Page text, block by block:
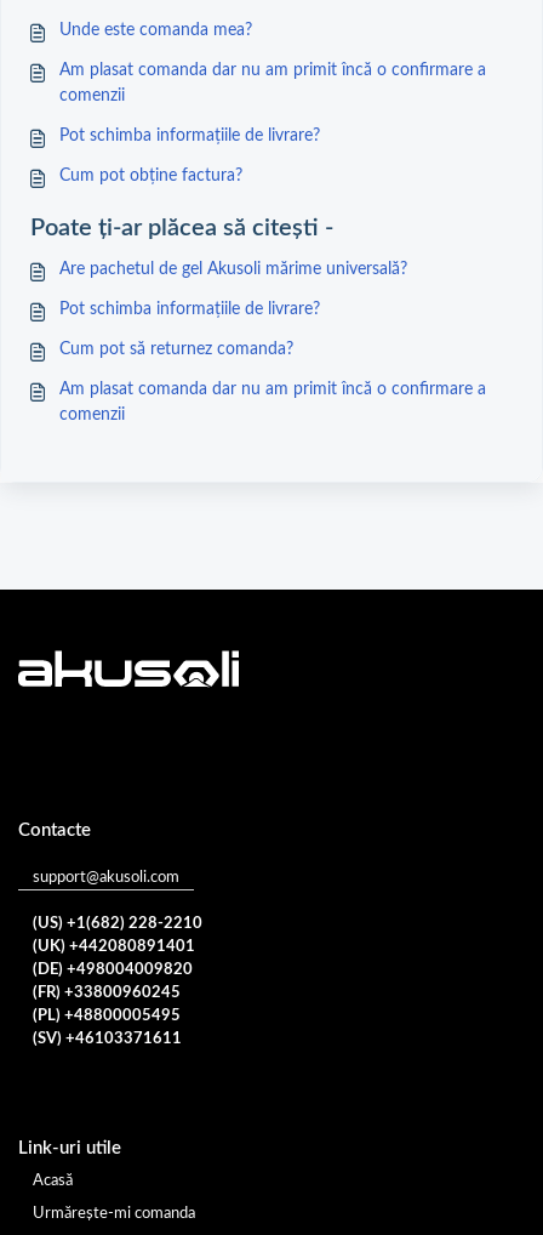
Unde este comanda mea?
Am plasat comanda dar nu am primit încă o confirmare a
comenzii
Pot schimba informațiile de livrare?
Cum pot obține factura?
Poate ți-ar plăcea să citești -
Are pachetul de gel Akusoli mărime universală?
Pot schimba informațiile de livrare?
Cum pot să returnez comanda?
Am plasat comanda dar nu am primit încă o confirmare a
comenzii
Contacte
support@akusoli.com
(US) +1(682) 228-2210
(UK) +442080891401
(DE) +498004009820
(FR) +33800960245
(PL) +48800005495
(SV) +46103371611
Link-uri utile
Acasă
Urmărește-mi comanda